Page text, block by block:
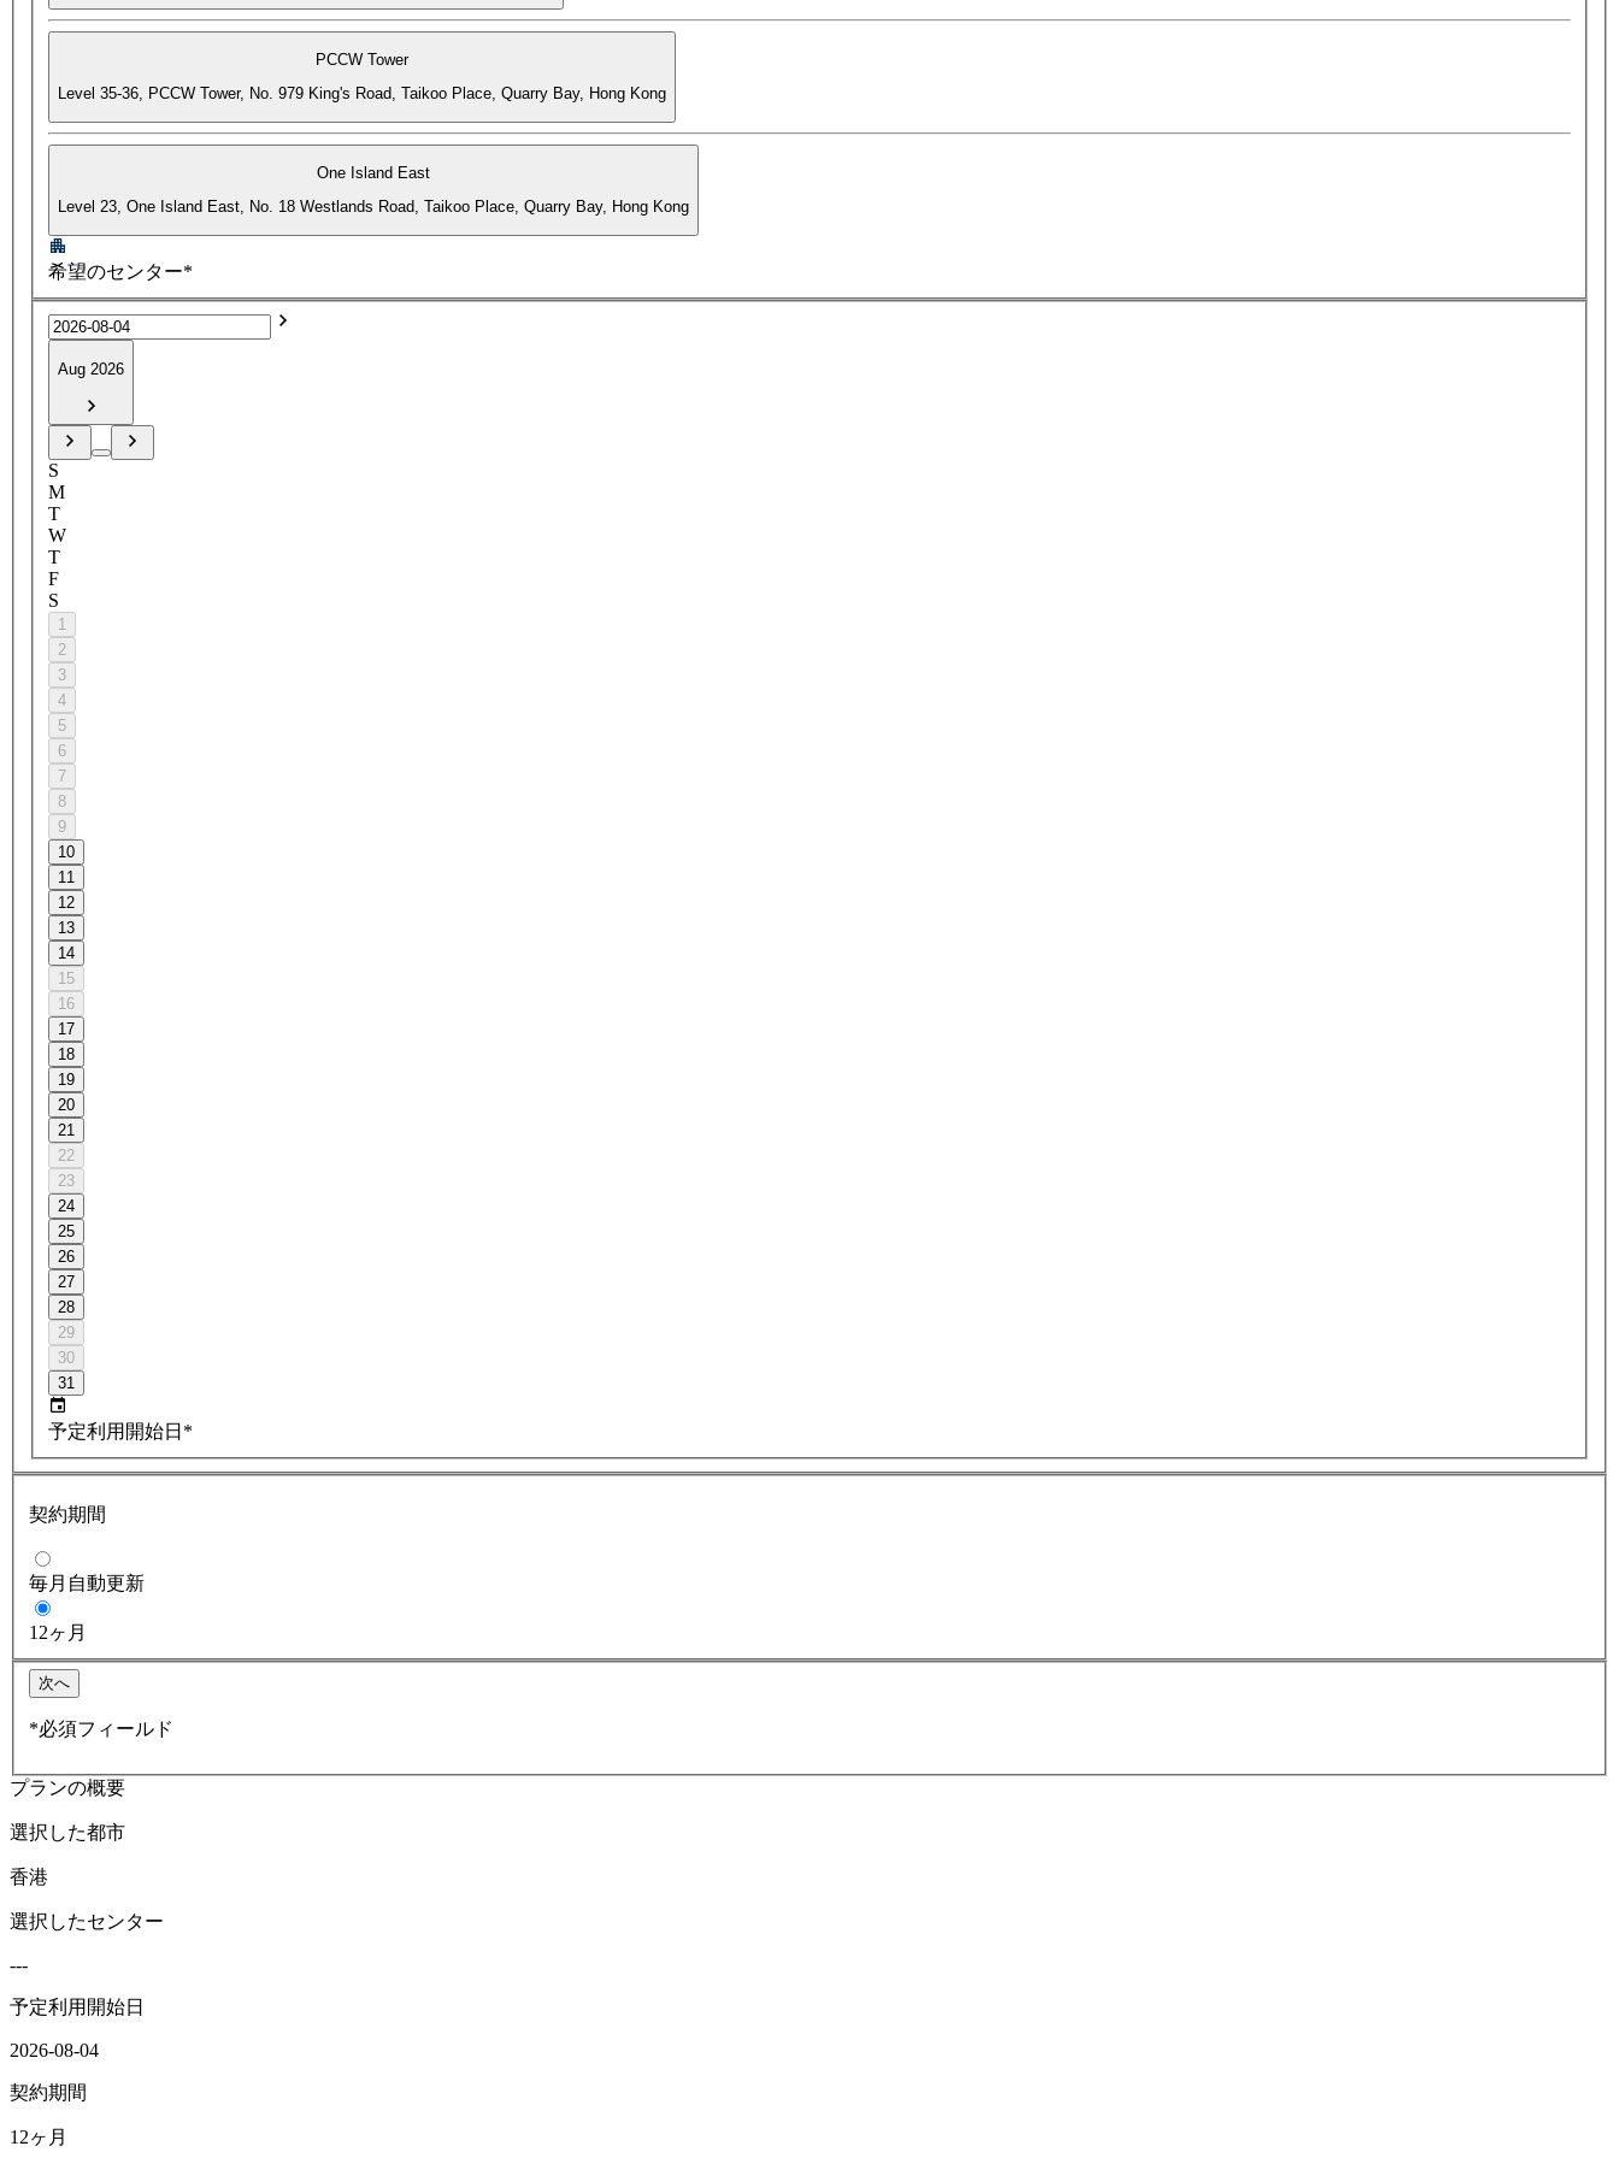
PCCW Tower
Level 35-36, PCCW Tower, No. 979 King's Road, Taikoo Place, Quarry Bay, Hong Kong
One Island East
Level 23, One Island East, No. 18 Westlands Road, Taikoo Place, Quarry Bay, Hong Kong
希望のセンター*
Aug 2026
S
M
T
W
T
F
S
1
2
3
4
5
6
7
8
9
10
11
12
13
14
15
16
17
18
19
20
21
22
23
24
25
26
27
28
29
30
31
予定利用開始日*
契約期間
毎月自動更新
12ヶ月
次へ
*必須フィールド
プランの概要
選択した都市
香港
選択したセンター
---
予定利用開始日
2026-08-04
契約期間
12ヶ月